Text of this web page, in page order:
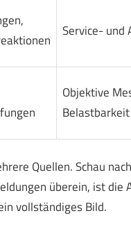
Service- und
Objektive
Belastbarkeit
Quellen. Schau nach
überein, ist
vollständiges Bild.